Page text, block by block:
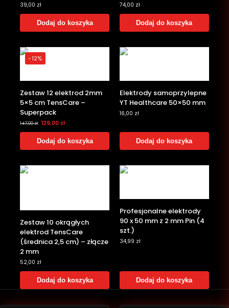
39,00 zł
Dodaj do koszyka
74,00 zł
Dodaj do koszyka
-12%
Zestaw 12 elektrod 2mm
5×5 cm TensCare –
Superpack
147,00zł 129,00 zł
Dodaj do koszyka
Elektrody samoprzylepne
YT Healthcare 50×50 mm
16,00 zł
Dodaj do koszyka
Zestaw 10 okrągłych
elektrod TensCare
(średnica 2,5 cm) – złącze
2 mm
52,00 zł
Dodaj do koszyka
‎Profesjonalne elektrody
90 x 50 mm z 2 mm Pin (4
szt.)
34,99 zł
Dodaj do koszyka